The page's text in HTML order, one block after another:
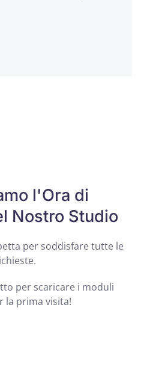
l'Ora di
Nostro Studio
per soddisfare tutte le
per scaricare i moduli
la prima visita!